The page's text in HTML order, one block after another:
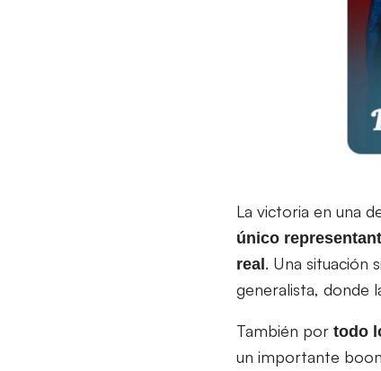
La victoria en una
único
real . Una situación
generalista, donde
También por todo
un importante